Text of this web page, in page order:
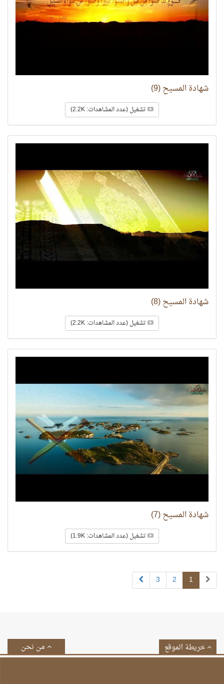
شهادة المسيح (9)
تشغيل (عدد المشاهدات: 2.2K)
شهادة المسيح (8)
تشغيل (عدد المشاهدات: 2.2K)
شهادة المسيح (7)
تشغيل (عدد المشاهدات: 1.9K)
1
2
3
من نحن خريطة الموقع